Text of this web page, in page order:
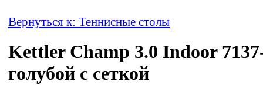
Вернуться к: Теннисные столы
Kettler Champ 3.0 Indoor
голубой с сеткой